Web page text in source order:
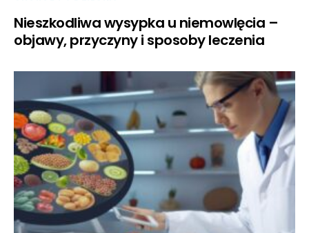
Nieszkodliwa wysypka u niemowlęcia –
objawy, przyczyny i sposoby leczenia